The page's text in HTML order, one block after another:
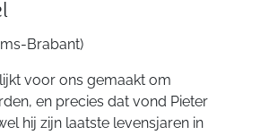
Brabant)
lijkt voor ons gemaakt om
en precies dat vond Pieter
hij zijn laatste levensjaren in